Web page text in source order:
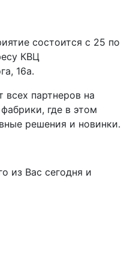
состоится с 25 по
КВЦ
16а.
всех партнеров на
где в этом
решения и новинки.
из Вас сегодня и